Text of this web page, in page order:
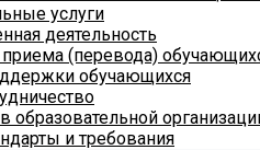
услуги
деятельность
(перевода)
обучающихся
образовательной
и требования